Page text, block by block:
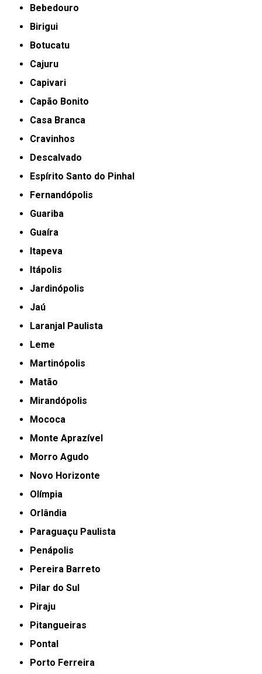
Bebedouro
Birigui
Botucatu
Cajuru
Capivari
Capão Bonito
Casa Branca
Cravinhos
Descalvado
Espírito Santo do Pinhal
Fernandópolis
Guariba
Guaíra
Itapeva
Itápolis
Jardinópolis
Jaú
Laranjal Paulista
Leme
Martinópolis
Matão
Mirandópolis
Mococa
Monte Aprazível
Morro Agudo
Novo Horizonte
Olímpia
Orlândia
Paraguaçu Paulista
Penápolis
Pereira Barreto
Pilar do Sul
Piraju
Pitangueiras
Pontal
Porto Ferreira